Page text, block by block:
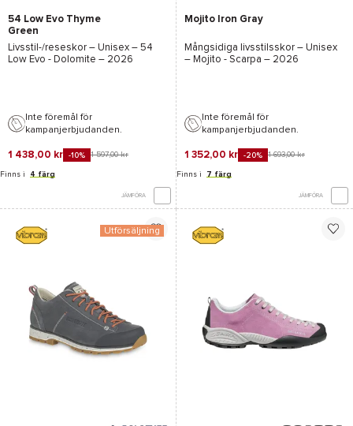
54 Low Evo Thyme
Green
Livsstil-/reseskor – Unisex – 54
Low Evo - Dolomite – 2026
Inte föremål för
kampanjerbjudanden.
1 438,00 kr -10% 1 597,00 kr
Finns i 4 färg
JÄMFÖRA
Mojito Iron Gray
Mångsidiga livsstilsskor – Unisex
– Mojito - Scarpa – 2026
Inte föremål för
kampanjerbjudanden.
1 352,00 kr -20% 1 693,00 kr
Finns i 7 färg
JÄMFÖRA
Utförsäljning